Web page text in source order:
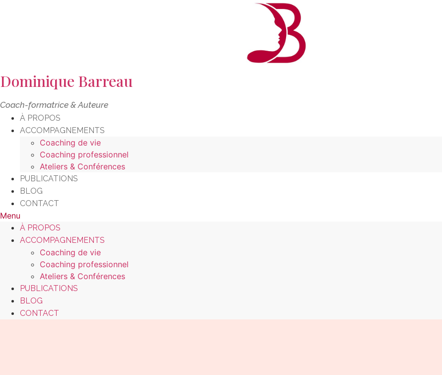
Dominique Barreau
Coach-formatrice & Auteure
À PROPOS
ACCOMPAGNEMENTS
Coaching de vie
Coaching professionnel
Ateliers & Conférences
PUBLICATIONS
BLOG
CONTACT
Menu
À PROPOS
ACCOMPAGNEMENTS
Coaching de vie
Coaching professionnel
Ateliers & Conférences
PUBLICATIONS
BLOG
CONTACT